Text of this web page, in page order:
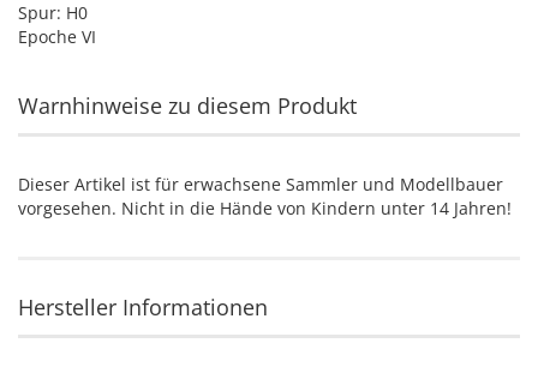
Spur: H0
Epoche VI
Warnhinweise zu diesem Produkt
Dieser Artikel ist für erwachsene Sammler und Modellbauer
vorgesehen. Nicht in die Hände von Kindern unter 14 Jahren!
Hersteller Informationen